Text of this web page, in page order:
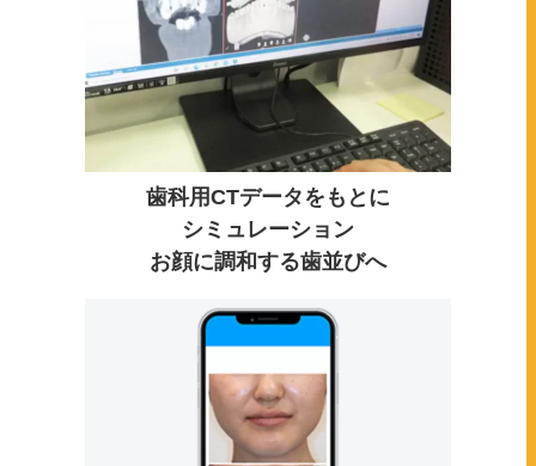
歯科用CTデータをもとに
シミュレーション
お顔に調和する歯並びへ